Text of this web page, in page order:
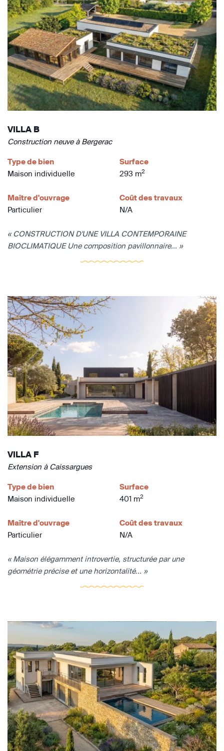
VILLA B
Construction neuve à Bergerac
Type de bien
Maison individuelle
Surface
293 m2
Maître d'ouvrage
Particulier
Coût des travaux
N/A
« CONSTRUCTION D'UNE VILLA CONTEMPORAINE
BIOCLIMATIQUE Une composition pavillonnaire... »
VILLA F
Extension à Caissargues
Type de bien
Maison individuelle
Surface
401 m2
Maître d'ouvrage
Particulier
Coût des travaux
N/A
« Maison élégamment introvertie, structurée par une
géométrie précise et une horizontalité... »